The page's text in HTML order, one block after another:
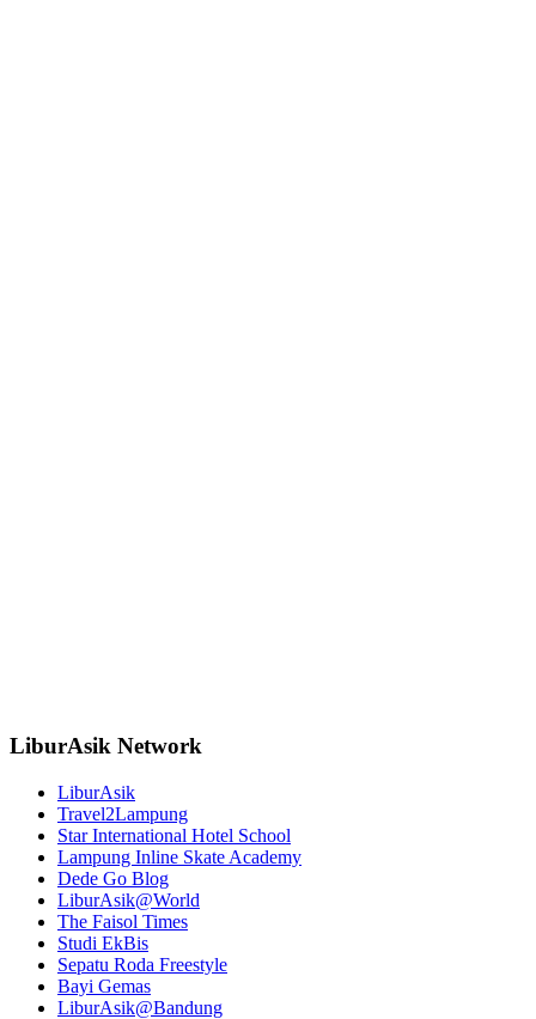
LiburAsik Network
LiburAsik
Travel2Lampung
Star International Hotel School
Lampung Inline Skate Academy
Dede Go Blog
LiburAsik@World
The Faisol Times
Studi EkBis
Sepatu Roda Freestyle
Bayi Gemas
LiburAsik@Bandung